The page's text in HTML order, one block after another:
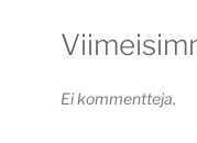
Ei kommentteja.